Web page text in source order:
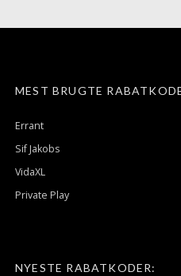
MEST BRUGTE
Errant
Sif Jakobs
VidaXL
Private Play
NYESTE RABATKODER: